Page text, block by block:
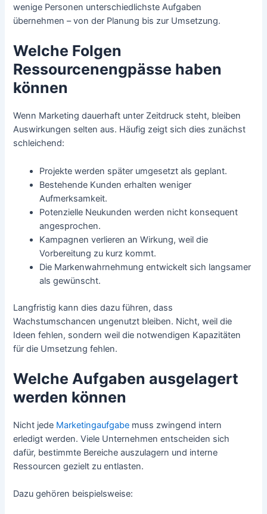
wenige Personen unterschiedlichste Aufgaben
übernehmen – von der Planung bis zur Umsetzung.
Welche Folgen
Ressourcenengpässe haben
können
Wenn Marketing dauerhaft unter Zeitdruck steht, bleiben
Auswirkungen selten aus. Häufig zeigt sich dies zunächst
schleichend:
Projekte werden später umgesetzt als geplant.
Bestehende Kunden erhalten weniger
Aufmerksamkeit.
Potenzielle Neukunden werden nicht konsequent
angesprochen.
Kampagnen verlieren an Wirkung, weil die
Vorbereitung zu kurz kommt.
Die Markenwahrnehmung entwickelt sich langsamer
als gewünscht.
Langfristig kann dies dazu führen, dass
Wachstumschancen ungenutzt bleiben. Nicht, weil die
Ideen fehlen, sondern weil die notwendigen Kapazitäten
für die Umsetzung fehlen.
Welche Aufgaben ausgelagert
werden können
Nicht jede Marketingaufgabe muss zwingend intern
erledigt werden. Viele Unternehmen entscheiden sich
dafür, bestimmte Bereiche auszulagern und interne
Ressourcen gezielt zu entlasten.
Dazu gehören beispielsweise: